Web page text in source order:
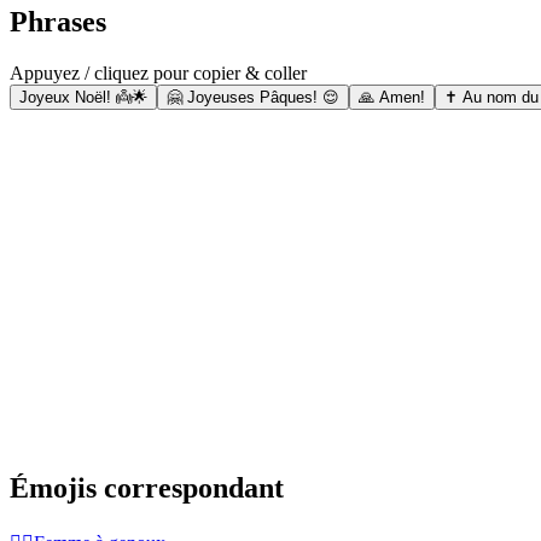
Phrases
Appuyez / cliquez pour copier & coller
Joyeux Noël! 👼🌟 🤗 Joyeuses Pâques! 😌 🙏 Amen! ✝️ Au nom
Émojis correspondant